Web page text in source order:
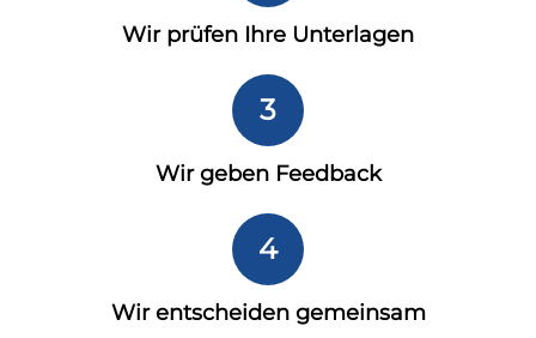
Wir prüfen Ihre Unterlagen
3
Wir geben Feedback
4
Wir entscheiden gemeinsam